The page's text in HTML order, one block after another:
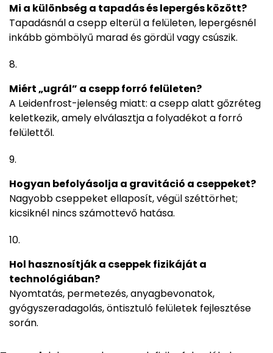
Mi a különbség a tapadás és lepergés között?
Tapadásnál a csepp elterül a felületen, lepergésnél
inkább gömbölyű marad és gördül vagy csúszik.
Miért „ugrál” a csepp forró felületen?
A Leidenfrost-jelenség miatt: a csepp alatt gőzréteg
keletkezik, amely elválasztja a folyadékot a forró
felülettől.
Hogyan befolyásolja a gravitáció a cseppeket?
Nagyobb cseppeket ellaposít, végül széttörhet;
kicsiknél nincs számottevő hatása.
Hol hasznosítják a cseppek fizikáját a
technológiában?
Nyomtatás, permetezés, anyagbevonatok,
gyógyszeradagolás, öntisztuló felületek fejlesztése
során.